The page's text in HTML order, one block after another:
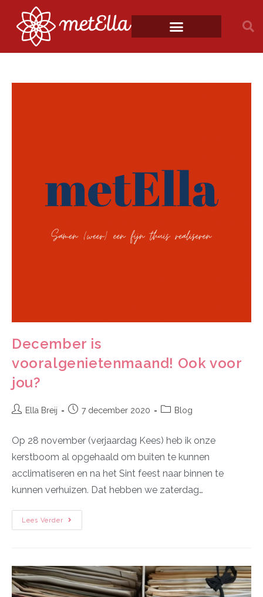
December is
vooralgenietenmaand! Ook voor
jou?
Ella Breij 7 december 2020 Blog
Op 28 november (verjaardag Kees) heb ik onze
kerstboom al opgehaald om buiten te kunnen
acclimatiseren en na het Sint feest naar binnen te
kunnen verhuizen. Dat hebben we zaterdag…
Lees Verder